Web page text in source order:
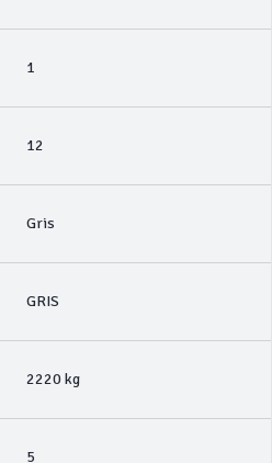
1
12
Gris
GRIS
2220 kg
5